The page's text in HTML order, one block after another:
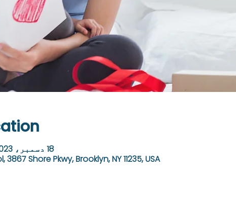
18 دسمبر، 2023، 9:00 AM – 9:30 AM
Shore Pkwy, Brooklyn, NY 11235, USA